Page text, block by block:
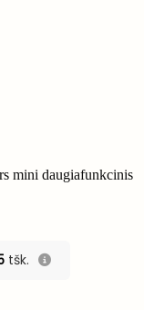
mini daugiafunkcinis
tšk.